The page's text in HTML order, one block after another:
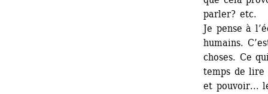
parler? etc.
Je pense à
humains.
choses. Ce
temps de lire
et pouvoir...